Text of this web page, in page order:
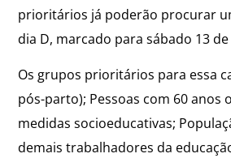
prioritários já poderão procurar
dia D, marcado para sábado 13
Os grupos prioritários para essa
pós-parto); Pessoas com 60 anos
medidas socioeducativas;
demais trabalhadores da